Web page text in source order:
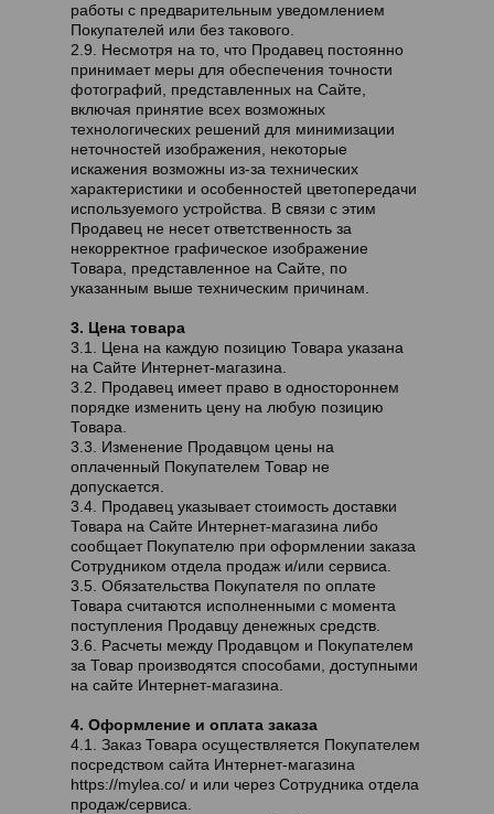
работы с предварительным уведомлением
Покупателей или без такового.
2.9. Несмотря на то, что Продавец постоянно
принимает меры для обеспечения точности
фотографий, представленных на Сайте,
включая принятие всех возможных
технологических решений для минимизации
неточностей изображения, некоторые
искажения возможны из-за технических
характеристики и особенностей цветопередачи
используемого устройства. В связи с этим
Продавец не несет ответственность за
некорректное графическое изображение
Товара, представленное на Сайте, по
указанным выше техническим причинам.
3. Цена товара
3.1. Цена на каждую позицию Товара указана
на Сайте Интернет-магазина.
3.2. Продавец имеет право в одностороннем
порядке изменить цену на любую позицию
Товара.
3.3. Изменение Продавцом цены на
оплаченный Покупателем Товар не
допускается.
3.4. Продавец указывает стоимость доставки
Товара на Сайте Интернет-магазина либо
сообщает Покупателю при оформлении заказа
Сотрудником отдела продаж и/или сервиса.
3.5. Обязательства Покупателя по оплате
Товара считаются исполненными с момента
поступления Продавцу денежных средств.
3.6. Расчеты между Продавцом и Покупателем
за Товар производятся способами, доступными
на сайте Интернет-магазина.
4. Оформление и оплата заказа
4.1. Заказ Товара осуществляется Покупателем
посредством сайта Интернет-магазина
https://mylea.co/ и или через Сотрудника отдела
продаж/сервиса.